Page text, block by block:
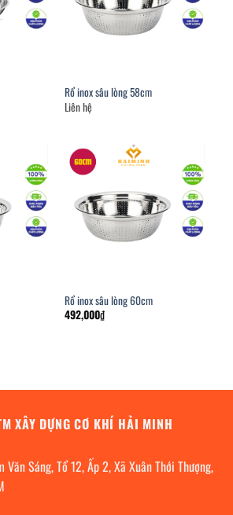
Rổ inox sâu lòng 58cm
Liên hệ
Rổ inox sâu lòng 60cm
492,000₫
XÂY DỰNG CƠ KHÍ HẢI MINH
Sáng, Tổ 12, Ấp 2, Xã Xuân Thới Thượng,